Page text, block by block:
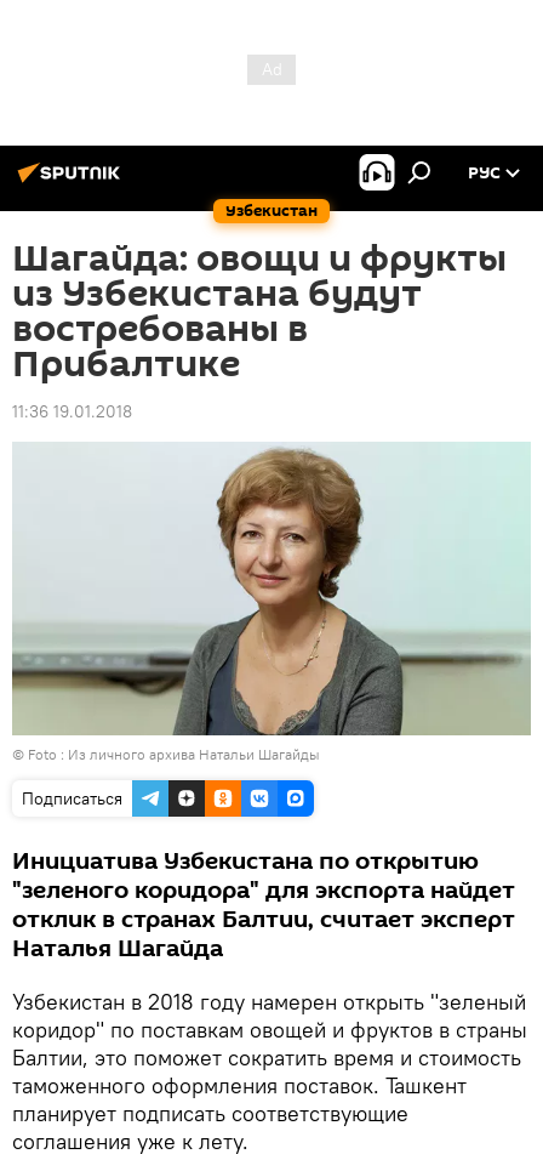
Узбекистан
РУС
Шагайда: овощи и фрукты
из Узбекистана будут
востребованы в
Прибалтике
11:36 19.01.2018
© Foto : Из личного архива Натальи Шагайды
Подписаться
Инициатива Узбекистана по открытию
"зеленого коридора" для экспорта найдет
отклик в странах Балтии, считает эксперт
Наталья Шагайда
Узбекистан в 2018 году намерен открыть "зеленый
коридор" по поставкам овощей и фруктов в страны
Балтии, это поможет сократить время и стоимость
таможенного оформления поставок. Ташкент
планирует подписать соответствующие
соглашения уже к лету.